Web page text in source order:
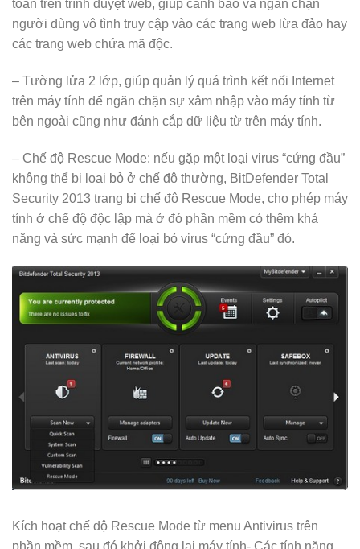
toàn trên trình duyệt web, giúp cảnh báo và ngăn chặn
người dùng vô tình truy cập vào các trang web lừa đảo hay
các trang web chứa mã độc.
– Tường lửa 2 lớp, giúp quản lý quá trình kết nối Internet
trên máy tính để ngăn chặn sự xâm nhập vào máy tính từ
bên ngoài cũng như đánh cắp dữ liệu từ trên máy tính.
– Chế độ Rescue Mode: nếu gặp một loại virus “cứng đầu”
không thể bị loại bỏ ở chế độ thường, BitDefender Total
Security 2013 trang bị chế độ Rescue Mode, cho phép máy
tính ở chế độ độc lập mà ở đó phần mềm có thêm khả
năng và sức mạnh để loại bỏ virus “cứng đầu” đó.
Kích hoạt chế độ Rescue Mode từ menu Antivirus trên